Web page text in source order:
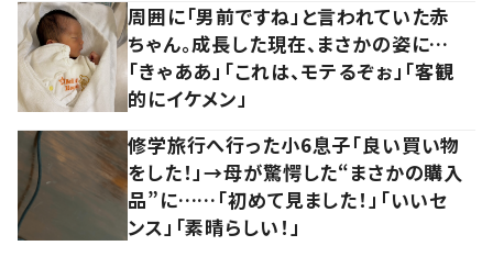
周囲に「男前ですね」と言われていた赤
ちゃん。成長した現在、まさかの姿に…
「きゃああ」「これは、モテるぞぉ」「客観
的にイケメン」
修学旅行へ行った小6息子「良い買い物
をした！」→母が驚愕した“まさかの購入
品”に……「初めて見ました！」「いいセ
ンス」「素晴らしい！」